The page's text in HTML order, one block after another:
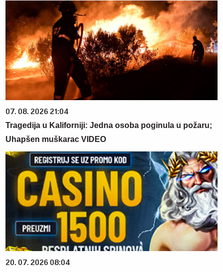
07. 08. 2026 21:04
Tragedija u Kaliforniji: Jedna osoba poginula u požaru;
Uhapšen muškarac VIDEO
20. 07. 2026 08:04